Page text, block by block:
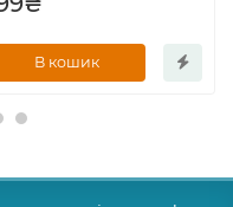
В кошик